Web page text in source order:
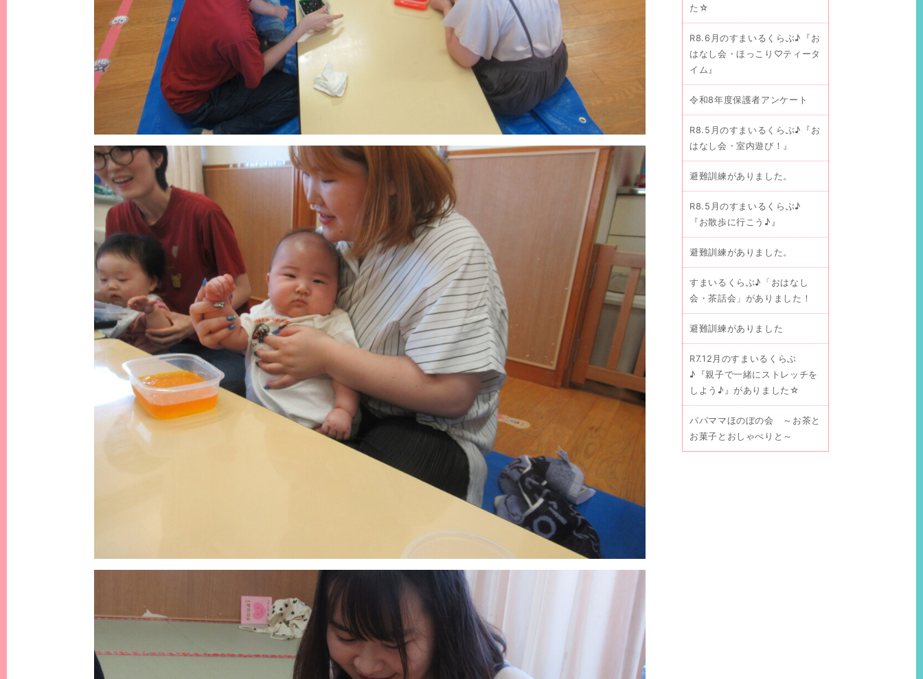
た☆
R8.6月のすまいるくらぶ♪『お
はなし会・ほっこり♡ティータ
イム』
令和8年度保護者アンケート
R8.5月のすまいるくらぶ♪『お
はなし会・室内遊び！』
避難訓練がありました。
R8.5月のすまいるくらぶ♪
『お散歩に行こう♪』
避難訓練がありました。
すまいるくらぶ♪「おはなし
会・茶話会」がありました！
避難訓練がありました
R7.12月のすまいるくらぶ
♪『親子で一緒にストレッチを
しよう♪』がありました☆
パパママほのぼの会 ～お茶と
お菓子とおしゃべりと～